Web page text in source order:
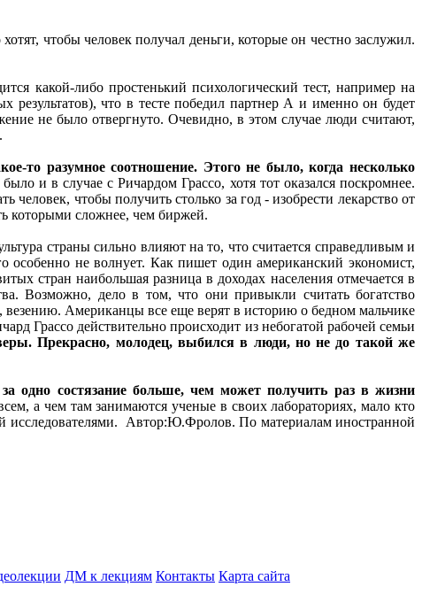
чтобы человек получал деньги, которые он честно заслужил.
какой-либо простенький психологический тест, например на
результатов), что в тесте победил партнер А и именно он будет
не было отвергнуто. Очевидно, в этом случае люди считают,
то разумное соотношение. Этого не было, когда несколько
и в случае с Ричардом Грассо, хотя тот оказался поскромнее.
чтобы получить столько за год - изобрести лекарство от
которыми сложнее, чем биржей.
страны сильно влияют на то, что считается справедливым и
не волнует. Как пишет один американский экономист,
стран наибольшая разница в доходах населения отмечается в
Возможно, дело в том, что они привыкли считать богатство
везению. Американцы все еще верят в историю о бедном мальчике
Грассо действительно происходит из небогатой рабочей семьи
Прекрасно, молодец, выбился в люди, но не до такой же
одно состязание больше, чем может получить раз в жизни
а чем там занимаются ученые в своих лабораториях, мало кто
исследователями. Автор:Ю.Фролов. По материалам иностранной
ДМ к лекциям Контакты Карта сайта